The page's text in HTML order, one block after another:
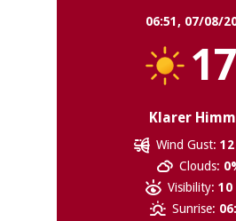
06:51, 07/08/
17
Klarer
Wind Gust:
Clouds:
Visibility: 10
Sunrise: